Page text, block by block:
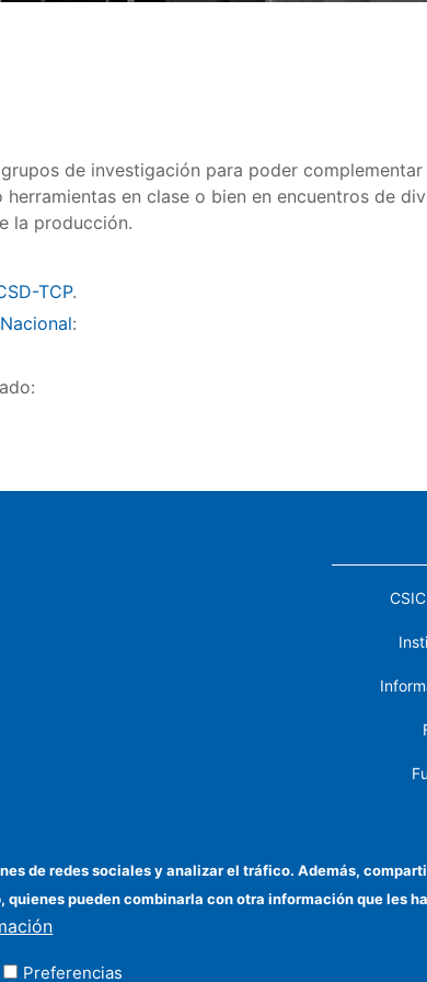
de investigación para poder
en clase o bien en encuentros de
la producción.
TCP.
:
de redes sociales y analizar el tráfico. Además,
pueden combinarla con otra información que les
Preferencias